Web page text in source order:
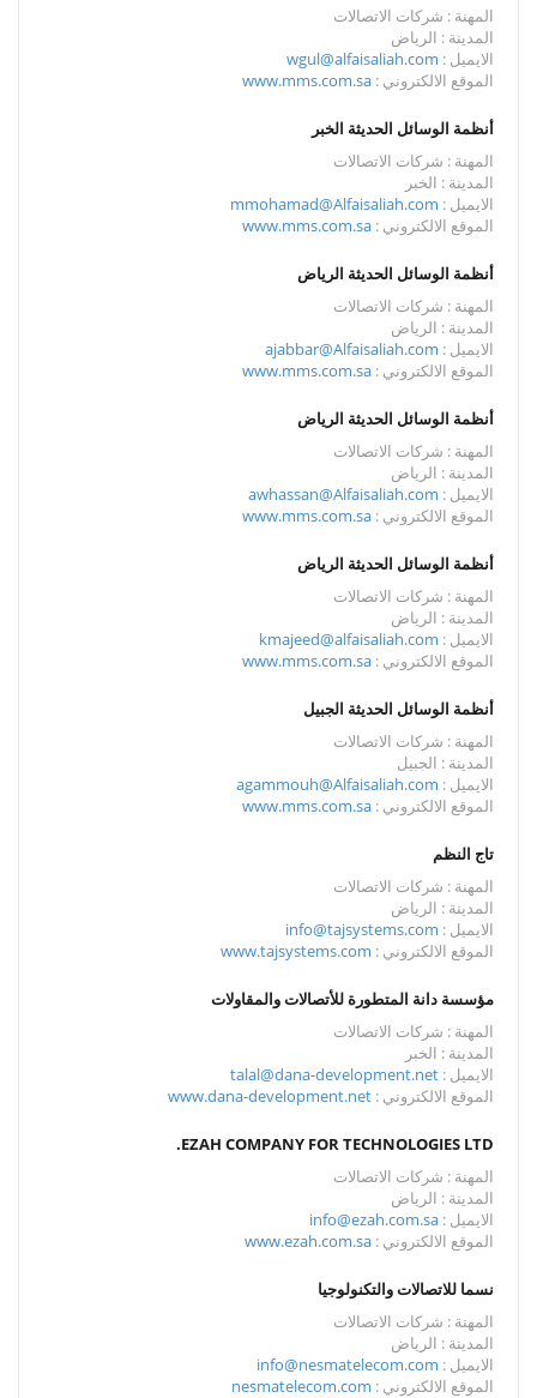
المهنة : شركات الاتصالات
المدينة : الرياض
الايميل : wgul@alfaisaliah.com
الموقع الالكتروني : www.mms.com.sa
أنظمة الوسائل الحديثة الخبر
المهنة : شركات الاتصالات
المدينة : الخبر
الايميل : mmohamad@Alfaisaliah.com
الموقع الالكتروني : www.mms.com.sa
أنظمة الوسائل الحديثة الرياض
المهنة : شركات الاتصالات
المدينة : الرياض
الايميل : ajabbar@Alfaisaliah.com
الموقع الالكتروني : www.mms.com.sa
أنظمة الوسائل الحديثة الرياض
المهنة : شركات الاتصالات
المدينة : الرياض
الايميل : awhassan@Alfaisaliah.com
الموقع الالكتروني : www.mms.com.sa
أنظمة الوسائل الحديثة الرياض
المهنة : شركات الاتصالات
المدينة : الرياض
الايميل : kmajeed@alfaisaliah.com
الموقع الالكتروني : www.mms.com.sa
أنظمة الوسائل الحديثة الجبيل
المهنة : شركات الاتصالات
المدينة : الجبيل
الايميل : agammouh@Alfaisaliah.com
الموقع الالكتروني : www.mms.com.sa
تاج النظم
المهنة : شركات الاتصالات
المدينة : الرياض
الايميل : info@tajsystems.com
الموقع الالكتروني : www.tajsystems.com
مؤسسة دانة المتطورة للأتصالات والمقاولات
المهنة : شركات الاتصالات
المدينة : الخبر
الايميل : talal@dana-development.net
الموقع الالكتروني : www.dana-development.net
EZAH COMPANY FOR TECHNOLOGIES LTD.
المهنة : شركات الاتصالات
المدينة : الرياض
الايميل : info@ezah.com.sa
الموقع الالكتروني : www.ezah.com.sa
نسما للاتصالات والتكنولوجيا
المهنة : شركات الاتصالات
المدينة : الرياض
الايميل : info@nesmatelecom.com
الموقع الالكتروني : nesmatelecom.com